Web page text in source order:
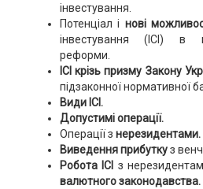
інвестування.
Потенціал і нові
інвестування (ІСІ) в
реформи.
ІСІ крізь призму Закону
підзаконної нормативної
Види ІСІ.
Допустимі операції.
Операції з нерезидентами.
Виведення прибуткуз
Робота ІСІ з
валютного законодавства.